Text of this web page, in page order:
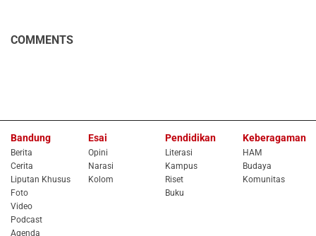
COMMENTS
Bandung
Berita
Cerita
Liputan Khusus
Foto
Video
Podcast
Agenda
Esai
Opini
Narasi
Kolom
Pendidikan
Literasi
Kampus
Riset
Buku
Keberagaman
HAM
Budaya
Komunitas